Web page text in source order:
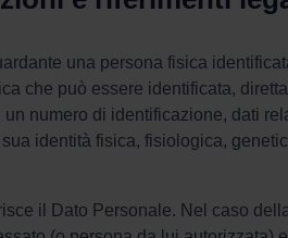
una persona fisica
che può essere identificata,
numero di identificazione, dati
identità fisica, fisiologica,
il Dato Personale. Nel caso